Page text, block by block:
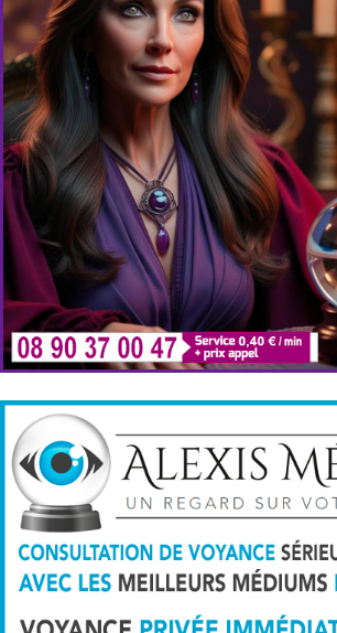
Cabinet Voyance
Voyantes et médiums par téléphone
privée.